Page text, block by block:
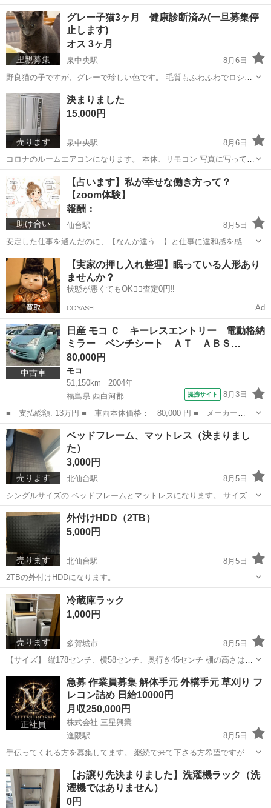
ート 2012年、CR-DK201W5 0円。どちらも年式は旧いですが問題無く
使えます。 取りに来てくれる方のみです。搬出時はお手伝いでき...
宮城 仙台市 広瀬通駅 キッチン家電
里親募集
グレー子猫3ヶ月 健康診断済み(一旦募集停
止します)
オス 3ヶ月
泉中央駅
8月6日
野良猫の子ですが、グレーで珍しい色です。 毛質もふわふわでロシア
ンブルーみたいな子猫です。 性格は大人しく、トイレした後はこれで
もかという位砂で隠します。 猫エイズ、白血病検査陰性 ノミダニ無し
シャンプー爪切り済み お腹...
宮城 富谷市 泉中央駅
売ります
決まりました
15,000円
泉中央駅
8月6日
コロナのルームエアコンになります。 本体、リモコン 写真に写ってい
る物が全てになります。 2023年式 簡易清掃でのお渡しになります。
近くまで取りに来れる方で、お願い致します。 ９日〜12日は出かける
ためお渡し出来ません。...
宮城 仙台市 泉中央駅 季節、空調家電
助け合い
【占います】私が幸せな働き方って？
【zoom体験】
報酬：
仙台駅
8月5日
安定した仕事を選んだのに、【なんか違う…】と仕事に違和感を感じ
ている方へ あなたは今、こんな状況ではありませんか？ ✅安定してい
てみんなから羨ましがられる仕事なのに、最近本当にこの仕事をした
いのか分からなくなってきた。...
宮城 仙台市 仙台駅 教えたい ホロスコープ
中古車
日産 モコ Ｃ キーレスエントリー 電動格納
ミラー ベンチシート ＡＴ ＡＢＳ…
80,000円
モコ
51,150km
2004年
福島県 西白河郡
提携サイト 8月3日
■ 支払総額: 13万円 ■ 車両本体価格： 80,000 円 ■ メーカー
名： 日産 ■ 車種名： モコ ■ グレード名： Ｃ キーレスエン
トリー 電動格納ミラー ベンチシート ＡＴ ＡＢＳ ＣＤ アル
ミホイール 衝突安...
福島 西白河郡 モコ
売ります
ベッドフレーム、マットレス（決まりまし
た）
3,000円
北仙台駅
8月5日
シングルサイズの ベッドフレームとマットレスになります。 サイズは
3枚目画像に記載されております。
宮城 仙台市 北仙台駅
売ります
外付けHDD（2TB）
5,000円
北仙台駅
8月5日
2TBの外付けHDDになります。
宮城 仙台市 北仙台駅
売ります
冷蔵庫ラック
1,000円
多賀城市
8月5日
【サイズ】 縦178センチ、横58センチ、奥行き45センチ 棚の高さは簡
単に変えられます⭐︎
宮城 多賀城市 その他
正社員
急募 作業員募集 解体手元 外構手元 草刈り フ
レコン詰め 日給10000円
月収250,000円
株式会社 三星興業
逢隈駅
8月5日
手伝ってくれる方を募集してます。 継続で来て下さる方希望ですが、
単発でもいいです。 作業内容は木造解体手元、キッチン ユニットバス
撤去等部分解体手元、外構手元、仕分け、運搬、トラック積込み、草
刈り、フレコン詰めなどになります...
宮城 亘理郡 逢隈駅 その他
【お譲り先決まりました】洗濯機ラック（洗
濯機ではありません）
0円